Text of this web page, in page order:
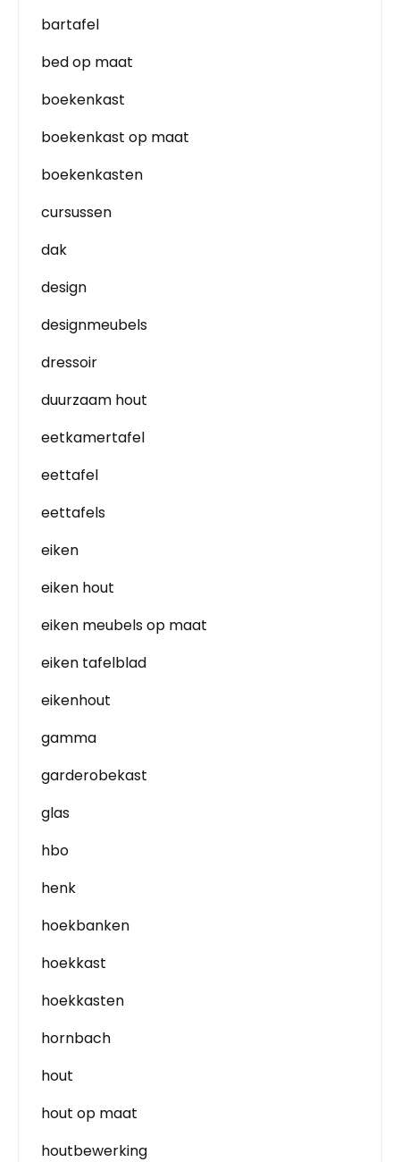
bartafel
bed op maat
boekenkast
boekenkast op maat
boekenkasten
cursussen
dak
design
designmeubels
dressoir
duurzaam hout
eetkamertafel
eettafel
eettafels
eiken
eiken hout
eiken meubels op maat
eiken tafelblad
eikenhout
gamma
garderobekast
glas
hbo
henk
hoekbanken
hoekkast
hoekkasten
hornbach
hout
hout op maat
houtbewerking